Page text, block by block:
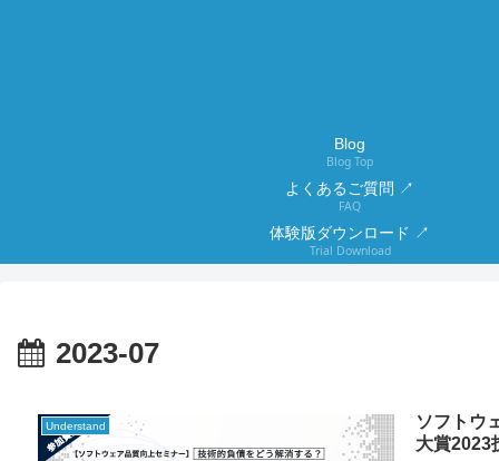
Blog
Blog Top
よくあるご質問 ↗
FAQ
体験版ダウンロード ↗
Trial Download
2023-07
Understand
ソフトウ
大賞2023